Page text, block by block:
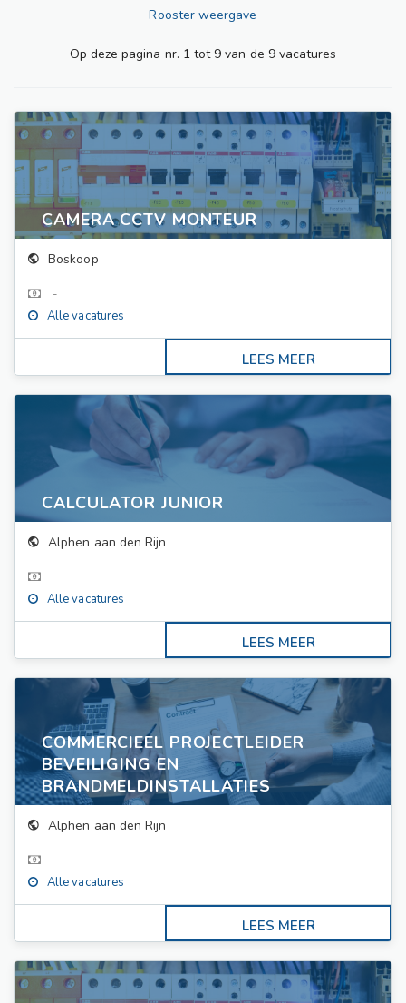
Rooster weergave
Op deze pagina nr. 1 tot 9 van de 9 vacatures
CAMERA CCTV MONTEUR
Boskoop
-
Alle vacatures
CALCULATOR JUNIOR
Alphen aan den Rijn
Alle vacatures
COMMERCIEEL PROJECTLEIDER
BEVEILIGING EN
BRANDMELDINSTALLATIES
Alphen aan den Rijn
Alle vacatures